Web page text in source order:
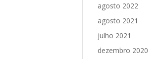
agosto 2022
agosto 2021
julho 2021
dezembro 2020